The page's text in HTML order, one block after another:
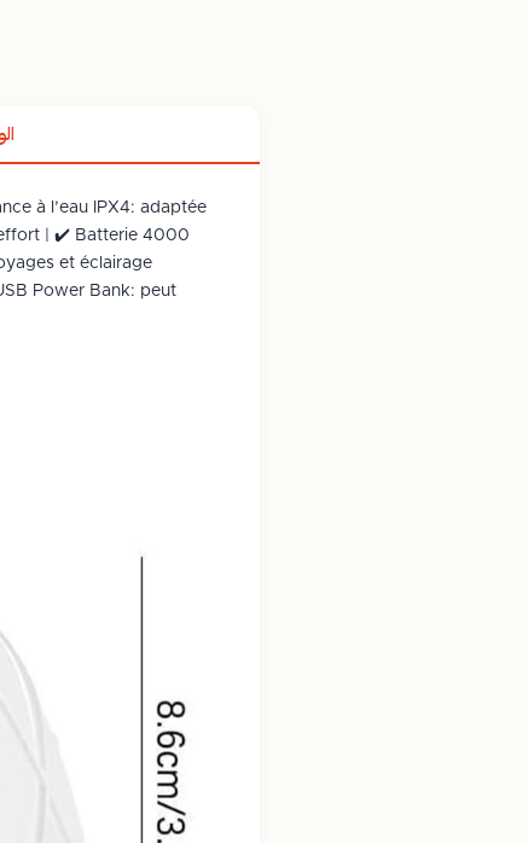
à l’eau IPX4: adaptée
effort | ✔️ Batterie 4000
et éclairage
Power Bank: peut